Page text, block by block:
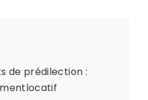
de prédilection :